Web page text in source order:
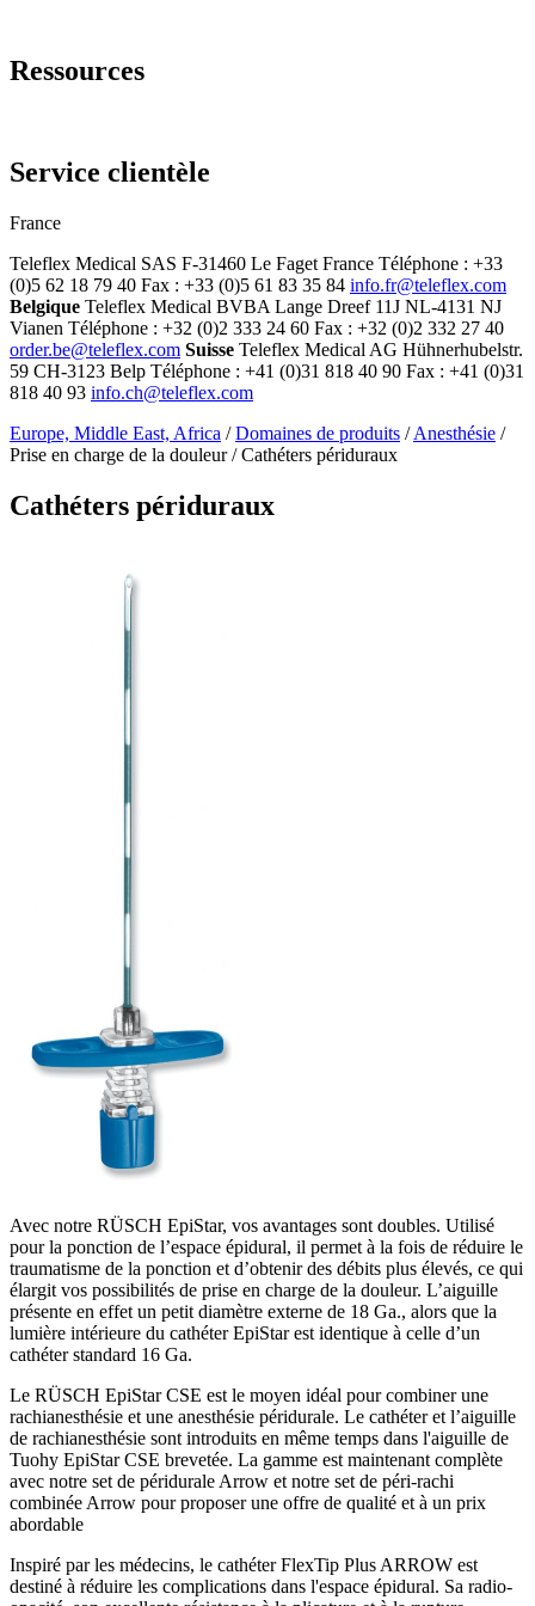
Ressources
Service clientèle
France
Teleflex Medical SAS F-31460 Le Faget France Téléphone : +33
(0)5 62 18 79 40 Fax : +33 (0)5 61 83 35 84 info.fr@teleflex.com
Belgique Teleflex Medical BVBA Lange Dreef 11J NL-4131 NJ
Vianen Téléphone : +32 (0)2 333 24 60 Fax : +32 (0)2 332 27 40
order.be@teleflex.com Suisse Teleflex Medical AG Hühnerhubelstr.
59 CH-3123 Belp Téléphone : +41 (0)31 818 40 90 Fax : +41 (0)31
818 40 93 info.ch@teleflex.com
Europe, Middle East, Africa /Domaines de produits /Anesthésie /
Prise en charge de la douleur / Cathéters périduraux
Cathéters périduraux
Avec notre RÜSCH EpiStar, vos avantages sont doubles. Utilisé
pour la ponction de l’espace épidural, il permet à la fois de réduire le
traumatisme de la ponction et d’obtenir des débits plus élevés, ce qui
élargit vos possibilités de prise en charge de la douleur. L’aiguille
présente en effet un petit diamètre externe de 18 Ga., alors que la
lumière intérieure du cathéter EpiStar est identique à celle d’un
cathéter standard 16 Ga.
Le RÜSCH EpiStar CSE est le moyen idéal pour combiner une
rachianesthésie et une anesthésie péridurale. Le cathéter et l’aiguille
de rachianesthésie sont introduits en même temps dans l'aiguille de
Tuohy EpiStar CSE brevetée. La gamme est maintenant complète
avec notre set de péridurale Arrow et notre set de péri-rachi
combinée Arrow pour proposer une offre de qualité et à un prix
abordable
Inspiré par les médecins, le cathéter FlexTip Plus ARROW est
destiné à réduire les complications dans l'espace épidural. Sa radio-